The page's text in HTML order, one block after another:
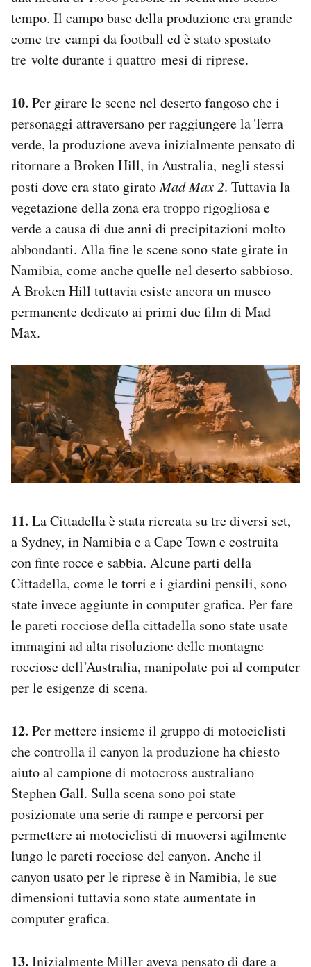
tempo. Il campo base della produzione era grande
come tre campi da football ed è stato spostato
tre volte durante i quattro mesi di riprese.
10. Per girare le scene nel deserto fangoso che i
personaggi attraversano per raggiungere la Terra
verde, la produzione aveva inizialmente pensato di
ritornare a Broken Hill, in Australia, negli stessi
posti dove era stato giratoMad Max 2. Tuttavia la
vegetazione della zona era troppo rigogliosa e
verde a causa di due anni di precipitazioni molto
abbondanti. Alla fine le scene sono state girate in
Namibia, come anche quelle nel deserto sabbioso.
A Broken Hill tuttavia esiste ancora un museo
permanente dedicato ai primi due film di Mad
Max.
11. La Cittadella è stata ricreata su tre diversi set,
a Sydney, in Namibia e a Cape Town e costruita
con finte rocce e sabbia. Alcune parti della
Cittadella, come le torri e i giardini pensili, sono
state invece aggiunte in computer grafica. Per fare
le pareti rocciose della cittadella sono state usate
immagini ad alta risoluzione delle montagne
rocciose dell’Australia, manipolate poi al computer
per le esigenze di scena.
12. Per mettere insieme il gruppo di motociclisti
che controlla il canyon la produzione ha chiesto
aiuto al campione di motocross australiano
Stephen Gall. Sulla scena sono poi state
posizionate una serie di rampe e percorsi per
permettere ai motociclisti di muoversi agilmente
lungo le pareti rocciose del canyon. Anche il
canyon usato per le riprese è in Namibia, le sue
dimensioni tuttavia sono state aumentate in
computer grafica.
13. Inizialmente Miller aveva pensato di dare a